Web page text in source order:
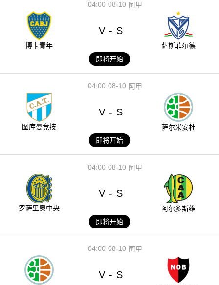
08-10
04:00 阿甲
博卡青年
V - S
萨斯菲尔德
即将开始
08-10
04:00 阿甲
图库曼竞技
V - S
萨尔米安杜
即将开始
08-10
04:00 阿甲
罗萨里奥中央
V - S
阿尔多斯维
即将开始
08-10
04:00 阿甲
V - S